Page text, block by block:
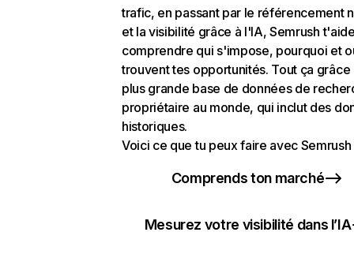
trafic, en passant par le référencement
et la visibilité grâce à l'IA, Semrush
comprendre qui s'impose, pourquoi et
trouvent tes opportunités. Tout ça grâce
plus grande base de données de
propriétaire au monde, qui inclut des
historiques.
Voici ce que tu peux faire avec Semrush
Comprends ton marché
Mesurez votre visibilité dans l’IA